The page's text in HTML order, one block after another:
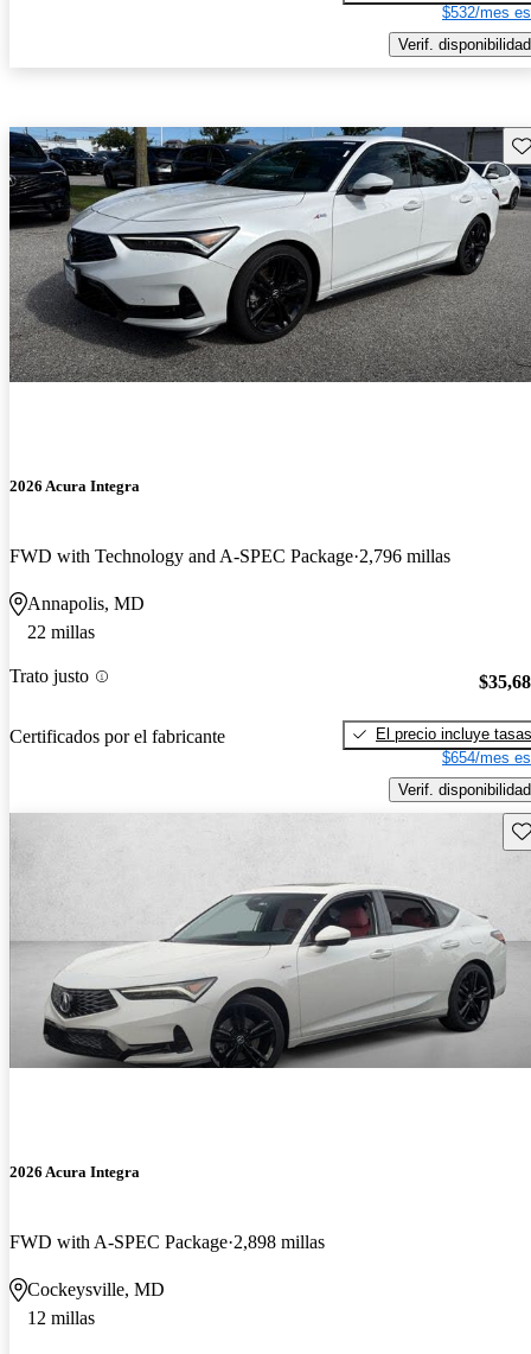
$532/mes
Verif. disponibilidad
2026 Acura Integra
FWD with Technology and A-SPEC Package 2,796 millas
Annapolis, MD
22 millas
Trato justo
Certificados por el fabricante
El precio incluye tasas
$654/mes
Verif. disponibilidad
2026 Acura Integra
FWD with A-SPEC Package 2,898 millas
Cockeysville, MD
12 millas